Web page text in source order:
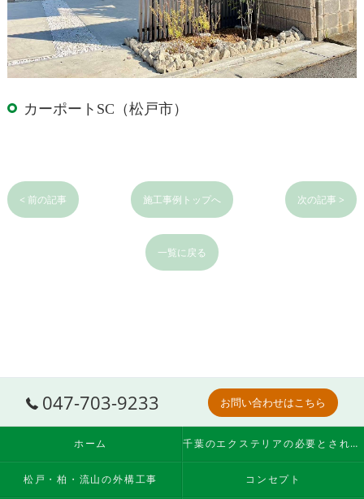
カーポートSC（松戸市）
< 前の記事 施工事例トップへ 次の記事 >
一覧に戻る
047-703-9233 お問い合わせはこちら
ホーム 千葉のエクステリアの必要とされる理由
松戸・柏・流山の外構工事 コンセプト